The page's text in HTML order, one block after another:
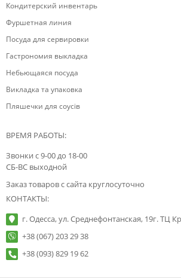
Кондитерский инвентарь
Фуршетная линия
Посуда для сервировки
Гастрономия выкладка
Небьющаяся посуда
Викладка та упаковка
Пляшечки для соусів
ВРЕМЯ РАБОТЫ:
Звонки с 9-00 до 18-00
СБ-ВС выходной
Заказ товаров с сайта круглосуточно
КОНТАКТЫ:
г. Одесса, ул. Среднефонтанская, 19г. ТЦ
+38 (067) 203 29 38
+38 (093) 829 19 62